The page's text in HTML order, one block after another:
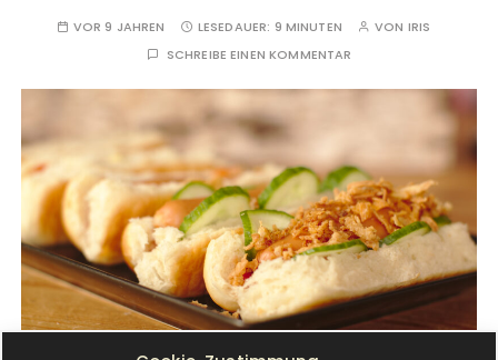
VOR 9 JAHREN LESEDAUER: 9 MINUTEN VON IRIS
SCHREIBE EINEN KOMMENTAR